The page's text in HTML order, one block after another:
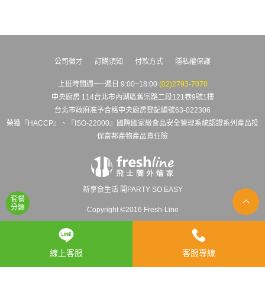
套餐
分類
公司徵才 訂購須知 付款方式 隱私權保護
上班時間週一~週日 9:00~18:00 (02)2793-7070
中央廚房 114台北市內湖區舊宗路二段121巷9號1樓
台北市政府准予合格中央廚房登記編號63-022306
榮獲『HACCP』、『ISO-22000』國際國家級食品安全管理系統認證系列產品投
保富邦產物產品責任險
新享食生活 開PARTY SO EASY
Copyright ©2016 Fresh-Line
線上客服 客服專線